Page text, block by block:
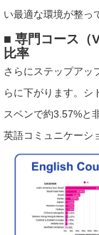
い最適な環境が整っ
■ 専門コース（
比率
さらにステップアッ
らに下がります。シ
スベンで約3.57%と
英語コミュニケーシ